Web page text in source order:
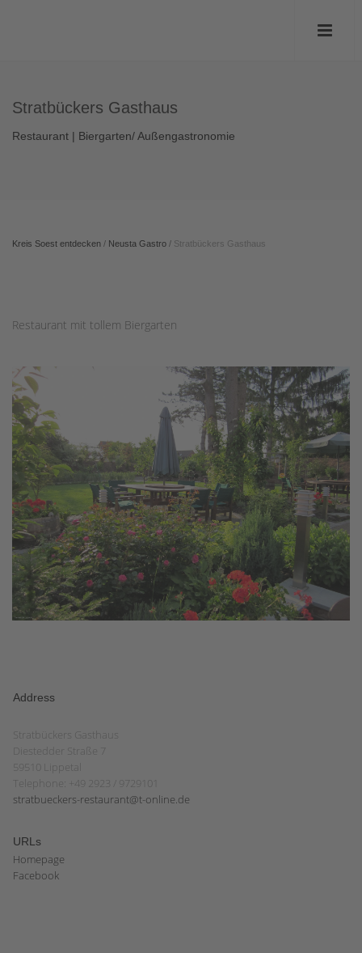
Stratbückers Gasthaus
Restaurant | Biergarten/ Außengastronomie
Kreis Soest entdecken / Neusta Gastro / Stratbückers Gasthaus
Restaurant mit tollem Biergarten
Address
Stratbückers Gasthaus
Diestedder Straße 7
59510 Lippetal
Telephone: +49 2923 / 9729101
stratbueckers-restaurant@t-online.de
URLs
Homepage
Facebook